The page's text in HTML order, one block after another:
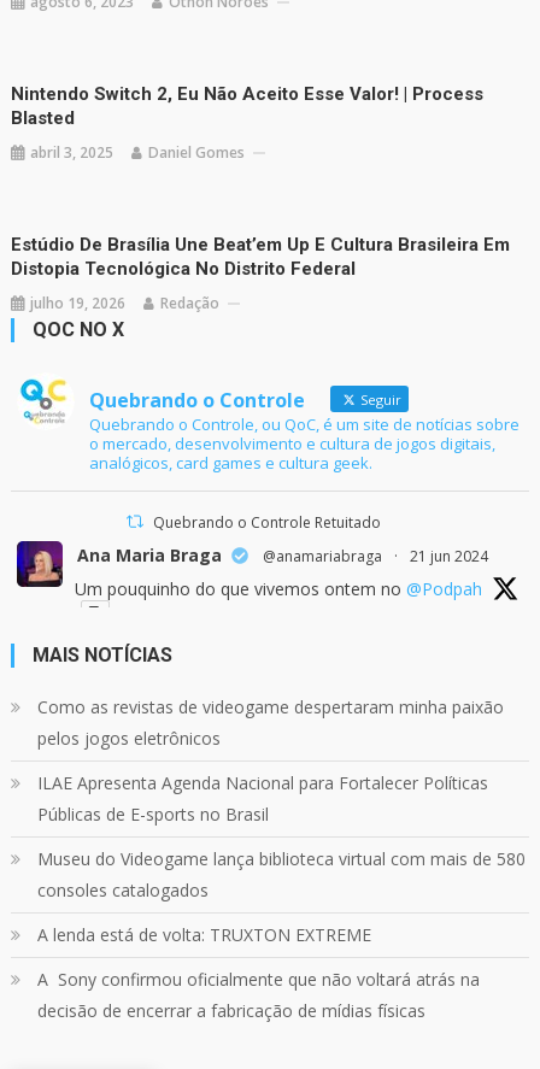
Nintendo Switch 2, Eu Não Aceito Esse Valor! | Process
Blasted
abril 3, 2025 Daniel Gomes
Estúdio De Brasília Une Beat’em Up E Cultura Brasileira Em
Distopia Tecnológica No Distrito Federal
julho 19, 2026 Redação
QOC NO X
Quebrando o Controle Seguir
Quebrando o Controle, ou QoC, é um site de notícias sobre
o mercado, desenvolvimento e cultura de jogos digitais,
analógicos, card games e cultura geek.
Quebrando o Controle Retuitado
Ana Maria Braga @anamariabraga · 21 jun 2024
Um pouquinho do que vivemos ontem no @Podpah
Quebrando o Controle
Confira em nosso site o mais recente REVIEW de
Skull & Bones.
Mais em:
https://buff.ly/3yPhDN2
Carregar mais
MAIS NOTÍCIAS
Como as revistas de videogame despertaram minha paixão
pelos jogos eletrônicos
ILAE Apresenta Agenda Nacional para Fortalecer Políticas
Públicas de E-sports no Brasil
Museu do Videogame lança biblioteca virtual com mais de 580
consoles catalogados
A lenda está de volta: TRUXTON EXTREME
A Sony confirmou oficialmente que não voltará atrás na
decisão de encerrar a fabricação de mídias físicas